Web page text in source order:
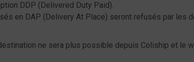
DDP (Delivered Duty Paid).
en DAP (Delivery At Place) seront refusés par les
ne sera plus possible depuis Coliship et le